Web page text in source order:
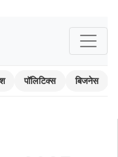
पॉलिटिक्स बिजनेस